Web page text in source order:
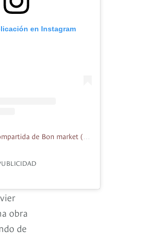
en Instagram
obra
de